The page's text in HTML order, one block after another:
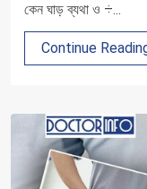
কেন ঘাড় ব্যথা ও ÷...
Continue